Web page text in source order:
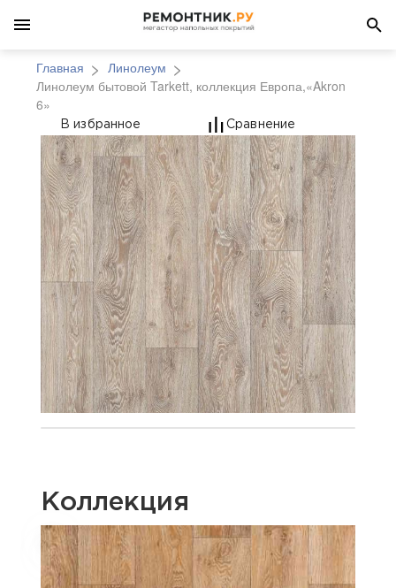
Главная
Линолеум
Линолеум бытовой Tarkett, коллекция Европа,«Akron
6»
Линолеум бытовой
В избранное Сравнение
Коллекция